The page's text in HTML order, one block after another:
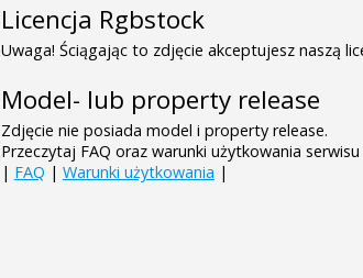
Licencja Rgbstock
Uwaga! Ściągając to zdjęcie akceptujesz naszą
Model- lub property release
Zdjęcie nie posiada model i property release.
Przeczytaj FAQ oraz warunki użytkowania
| FAQ | Warunki użytkowania |